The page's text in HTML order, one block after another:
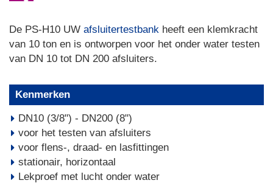
De PS-H10 UW afsluitertestbank heeft een klemkracht
van 10 ton en is ontworpen voor het onder water testen
van DN 10 tot DN 200 afsluiters.
Kenmerken
DN10 (3/8") - DN200 (8")
voor het testen van afsluiters
voor flens-, draad- en lasfittingen
stationair, horizontaal
Lekproef met lucht onder water